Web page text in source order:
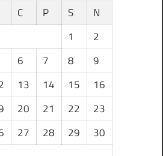
C P S
N
1
2
6 7 8
9
13 14 15
16
20 21 22
23
27 28 29
30